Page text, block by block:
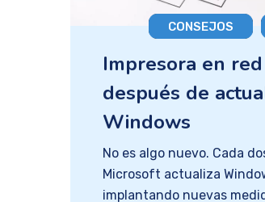
CONSEJOS
Impresora en
después de
Windows
No es algo nuevo. Cada dos por tres Microsoft actualiza Windows 10 implantando nuevas medidas con la intención de mejorar, pero no siempre es así. Desde el 14 de Septiembre con la actualización mensual del sistema operativo, muchos tenemos serios problemas para que nuestras impresoras funcionen en red. Al final del artículo puedes descargar el parche para solucionar el error!! Esperábamos una solución con el reajuste de octubre, pero no llegó. El día 11 llegó la de noviembre, que tampoco incluía un remedio definitivo. Bueno, ni parcial. La pesadilla viene de lejos PrintNightmare, una vulnerabilidad de Windows 10 en la cola de impresión, permite ejecutar código remoto, y desde hace mucho hackers han aprovechado a quienes no parchean sus equipos para hacer de las suyas. Tras conocer una nueva debilidad en Junio de este mismo año, los de Redmond no perdieron tiempo y en tres meses ya tenían preparada su solución. Se conoce que con tanta prisa esta gente no hizo las comprobaciones necesarias para que quienes imprimían documentos en red no se vuelvan locos actualmente para poder conectar sus dispositivos a las impresoras. Aquí te espero… Confiando en las famosas actualizaciones mensuales de Win, todos esperamos al día 12 de octubre, a ver qué pasaba. Nada, todo sigue igual, o al menos muchos seguíamos sin esa solución. .-Tranquilos, que en la de noviembre ( llegó el día 11) todo se solucionará. – Nanay. Ha llegado la fecha, la actualización, y el error se repite. Qué desastre, amigos. Los remedios, pff… Bueno, parece que las actualizaciones KB5005565, KB500556, 6KB5006670 y la del día 12, que ni recuerdo el nombre, son las causantes del desaguisado. Pues la solución más utilizada ha sido la propuesta por los usuarios de un conocido foro de discusión llamado BleepingComputer. Desinstalar estas actualizaciones, a la espera de que Microsoft responda con una nueva que nos despierte de la pesadilla. Más adelante en ese mismo foro plantearon otra solución que me llamó la atención. La solución, que no es mía, pero lo será Los foreros de BleepingComputer proponían rescatar la librería de la cola de impresión de la última versión de Windows en la que funcionaba e intercambiarla por la nueva. Me gustó. Y es que, renunciar a todos los parches que puedan solucionar estas actualizaciones desinstalándolas me parece demasiado riesgo para mis equipos. Elijo el mal menor, puesto que, la solución de cambiar la dll también provocará vulnerabilidad añadida. Pues manos a la obra. Siguiendo las instrucciones que encontré en el dichoso foro, las tareas a realizar iban a ser las siguientes, Crear una entrada en el registro (RpcAuthnLevelPrivacyEnabled). Microsoft desde la actualización de setiembre habilitó la mitigación CVE-2021-1678. con esta entrada , la anularemos. Conseguir el archivo win32spl.dll de un equipo que no se hubiese actualizado, y reemplazarlo por el actual, esto devolverá la normalidad a cada equipo de nuestra red. Parece fácil, verdad. Pues no Al tajo, lo primero, al registro. Para ahorrarme el currazo de fotografiar todo el proceso voy a hacer acopio de lo que publicó en su momento appuals.com y mato dos pajareles de un tiro. Vosotros aprendéis el proceso, y yo me dedico al final de la publicación. Así que ya sabéis, visitad appuals.com, (¡qué buenos son, los padres franciscanos, qué buenos son, que nos llevan de excursión. nianoniii!). Nota: Las instrucciones a continuación son idénticas independientemente de si está en Windows 10 o Windows 11. Presione la tecla de Windows + R para abrir un cuadro de diálogo Ejecutar . Luego, escriba ‘regedit’ dentro del cuadro de texto y presione Ctrl + Shift + Enter para abrir el Editor del Registro con privilegios administrativos. Abrir una nueva ventana del Editor del registro Una vez que se le solicite el mensaje de Control de cuentas de usuario , haga clic en Sí para otorgar privilegios administrativos. Una vez que esté dentro del Editor del registro, use el menú de la izquierda para navegar a la siguiente ubicación: HKEY_LOCAL_MACHINE \ System \ CurrentControlSet \ Control \ Print Nota: Puede navegar a esta ubicación manualmente (haciendo clic en cada tecla) o puede pegar la ruta completa en la barra de navegación en la parte superior y presionar Enter para llegar allí instantáneamente. Una vez que esté dentro de la ubicación correcta, asegúrese de que la tecla Imprimir esté seleccionada, luego muévase a la sección de la derecha, haga clic con el botón derecho en un espacio vacío y seleccione Nuevo> Valor DWORD de 32 bits . Creando un nuevo valor DWORD A continuación, nombrar el valor de registro recién creado como RpcAuthnLevelPrivacyEnabled y presione Entrar para guardar los cambios. Finalmente, haga doble clic en el valor RpcAuthnLevelPrivacyEnabled recién creado . Una vez que esté dentro del menú Editar , establezca la Base en Hexadecimal y los Datos del valor en 0 antes de hacer clic en Aceptar para guardar los cambios. Edición de la clave RpcAuthnLevelPrivacyEnabled Una vez que se haya completado esta modificación, reinicie su PC. Total, ná. No se vayan todavía, aún hay más Si, si. Esa era la primera tarea, ahora hay que reemplazar el dichoso archivo. Pan comido, ¿verdad? Prrrrtz. Para entender que no es tan fácil os diré que el archivo está «protegido» por TrustInstaller, y si no fuera poco, está controlado por un servicio que está siempre en ejecución. En internet hay varios sitios desde donde conseguir el archivo deseado: win32spl.dll. Demos por sentado que ya lo tenemos descargado y a buen recaudo. Primero hay que detener el servicio «cola de impresión» pulsando el atajo de teclado Windows + R, y escribiendo services.msc. Tras esto hacemos clic en Aceptar. En la ventana que aparecerá, veremos una lista. Tenemos que buscar Cola de impresión y seleccionar el elemento. A la izquierda de la ventana veremos dos opciones. Una para detener el servicio y otra para reiniciar el servicio. Tened esto en cuenta porque ahora lo vamos a detener, pero al terminar, lo hemos de reiniciar… Ya está parada la cola, vamos a reemplazar el archivo, que como os decía anteriormente, es propiedad de TrustInstaller. Para explicar como cambiar esa propiedad volveré a hacer acopio de datos de otra web en la que lo explican muy bien. troubleshootingcentral.com Esta buena gente se ha pegado un currazo para darnos el tostón, estooo, para hacernos un tutorial para apropiarnos del derecho a modificar el ansiado archivo dll. Ahí va. Ya lo dijo Manuel Luque, protagonista del anuncio de Colón. Vaya a troubleshootingcentral.com y si encuentra algo mejor, visítelo( me ahorro un montón de tecleo, que menos que hacerles publicidad, ¿eh?). La forma más fácil de obtener la propiedad de un archivo o carpeta que desea modificar, acceder o eliminar es a través de su explorador de archivos y con permisos especiales avanzados. Para utilizar este método, inicie sesión como administrador y luego complete los siguientes pasos. Abra su explorador de archivos y busque el archivo o carpeta que desea modificar, eliminar o adquirir propiedad. Haga clic derecho en el archivo o carpeta y elija propiedades en el menú que aparece. En la ventana de propiedades, haga clic en la pestaña de seguridad en la parte superior. Debajo del cuadro «permisos para el sistema», verá un botón avanzado con un texto